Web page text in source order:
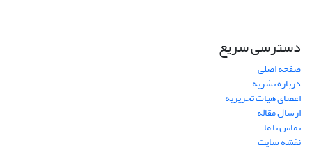
دسترسی سریع
صفحه اصلی
درباره نشریه
اعضای هیات تحریریه
ارسال مقاله
تماس با ما
نقشه سایت